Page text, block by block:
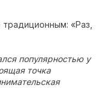
«Раз,
популярностью у
точка